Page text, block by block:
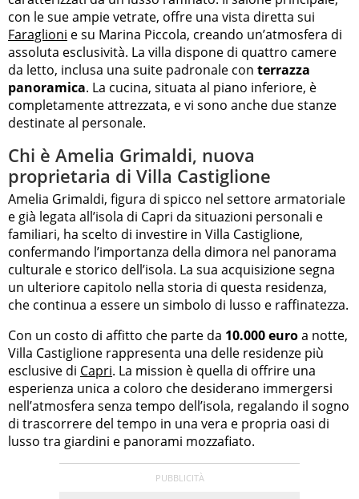
con le sue ampie vetrate, offre una vista diretta sui
Faraglioni e su Marina Piccola, creando un’atmosfera di
assoluta esclusività. La villa dispone di quattro camere
da letto, inclusa una suite padronale con terrazza
panoramica. La cucina, situata al piano inferiore, è
completamente attrezzata, e vi sono anche due stanze
destinate al personale.
Chi è Amelia Grimaldi, nuova
proprietaria di Villa Castiglione
Amelia Grimaldi, figura di spicco nel settore armatoriale
e già legata all’isola di Capri da situazioni personali e
familiari, ha scelto di investire in Villa Castiglione,
confermando l’importanza della dimora nel panorama
culturale e storico dell’isola. La sua acquisizione segna
un ulteriore capitolo nella storia di questa residenza,
che continua a essere un simbolo di lusso e raffinatezza.
Con un costo di affitto che parte da 10.000 euroa notte,
Villa Castiglione rappresenta una delle residenze più
esclusive di Capri. La mission è quella di offrire una
esperienza unica a coloro che desiderano immergersi
nell’atmosfera senza tempo dell’isola, regalando il sogno
di trascorrere del tempo in una vera e propria oasi di
lusso tra giardini e panorami mozzafiato.